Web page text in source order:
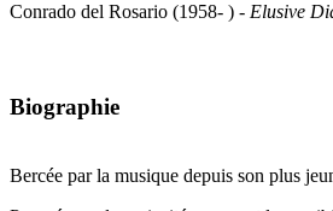
Conrado del Rosario (1958- ) - Elusive
Biographie
Bercée par la musique depuis son plus